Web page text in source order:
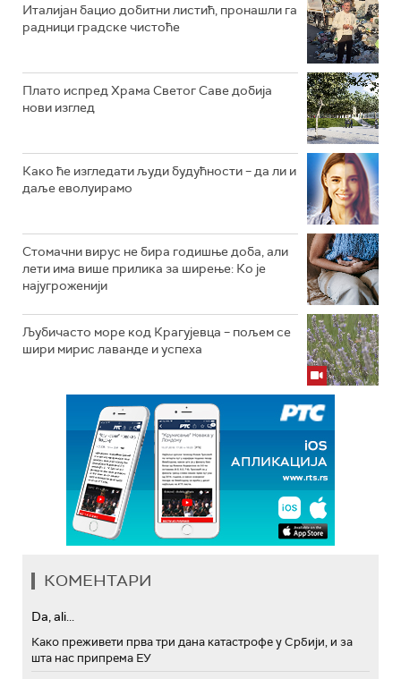
Италијан бацио добитни листић, пронашли га
радници градске чистоће
Плато испред Храма Светог Саве добија
нови изглед
Како ће изгледати људи будућности – да ли и
даље еволуирамо
Стомачни вирус не бира годишње доба, али
лети има више прилика за ширење: Ко је
најугроженији
Љубичасто море код Крагујевца – пољем се
шири мирис лаванде и успеха
КОМЕНТАРИ
Da, ali...
Како преживети прва три дана катастрофе у Србији, и за
шта нас припрема ЕУ